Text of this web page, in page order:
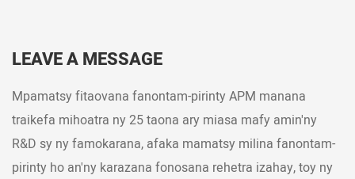
LEAVE A MESSAGE
Mpamatsy fitaovana fanontam-pirinty APM manana
traikefa mihoatra ny 25 taona ary miasa mafy amin'ny
R&D sy ny famokarana, afaka mamatsy milina fanontam-
pirinty ho an'ny karazana fonosana rehetra izahay, toy ny